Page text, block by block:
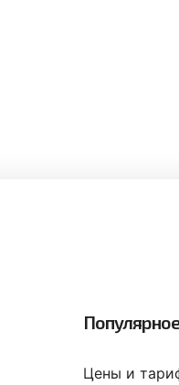
Популярное
Цены и